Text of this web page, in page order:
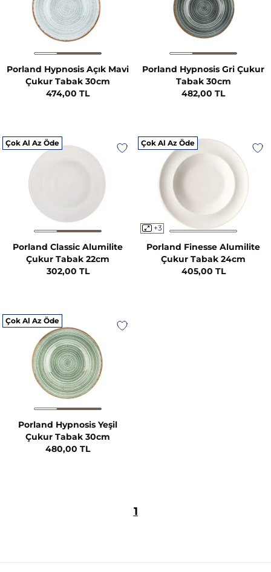
Porland Hypnosis Açık Mavi
Çukur Tabak 30cm
474,00 TL
Porland Hypnosis Gri Çukur
Tabak 30cm
482,00 TL
Çok Al Az Öde
Porland Classic Alumilite
Çukur Tabak 22cm
302,00 TL
Çok Al Az Öde
+3
Porland Finesse Alumilite
Çukur Tabak 24cm
405,00 TL
Çok Al Az Öde
Porland Hypnosis Yeşil
Çukur Tabak 30cm
480,00 TL
1